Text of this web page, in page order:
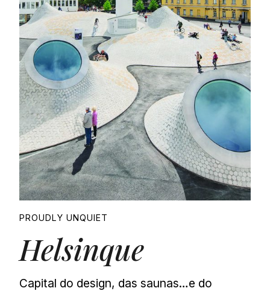
PROUDLY UNQUIET
Helsinque
Capital do design, das saunas…e do